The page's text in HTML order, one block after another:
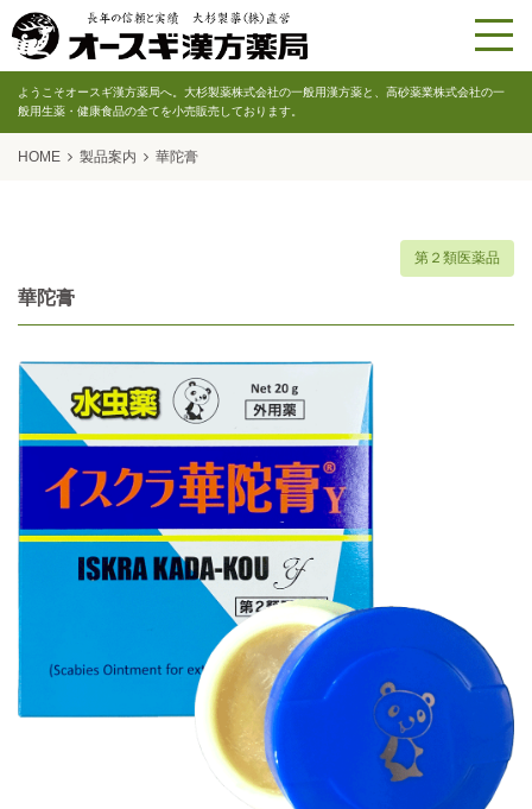
ようこそオースギ漢方薬局へ。大杉製薬株式会社の一般用漢方薬と、高砂薬業株式会社の一
般用生薬・健康食品の全てを小売販売しております。
HOME 製品案内 華陀膏
第２類医薬品
華陀膏